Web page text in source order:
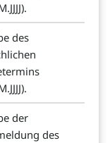
des
der
des